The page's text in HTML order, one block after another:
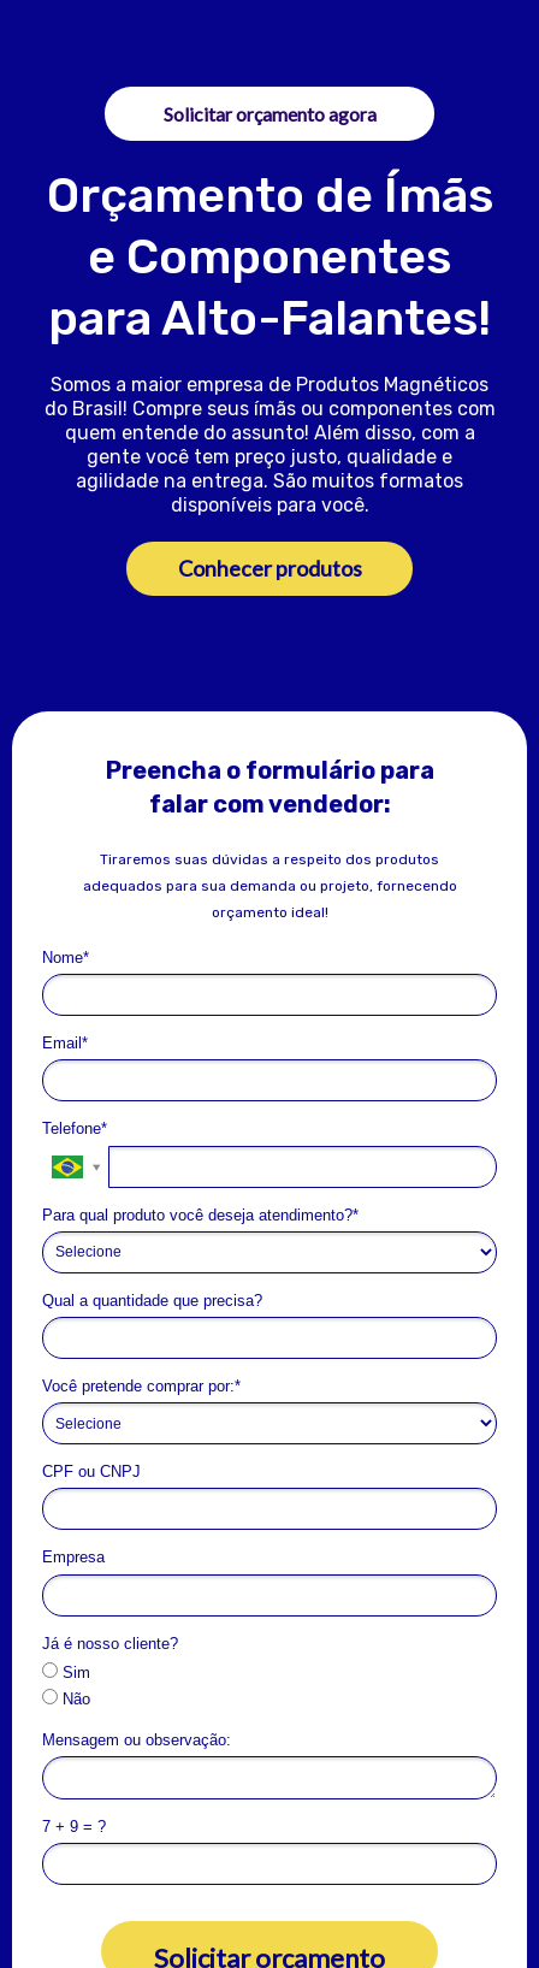
Solicitar orçamento agora
Orçamento de Ímãs
e Componentes
para Alto-Falantes!
Somos a maior empresa de Produtos Magnéticos
do Brasil! Compre seus ímãs ou componentes com
quem entende do assunto! Além disso, com a
gente você tem preço justo, qualidade e
agilidade na entrega. São muitos formatos
disponíveis para você.
Conhecer produtos
Preencha o formulário para
falar com vendedor:
Tiraremos suas dúvidas a respeito dos produtos
adequados para sua demanda ou projeto, fornecendo
orçamento ideal!
Nome*
Email*
Telefone*
Para qual produto você deseja atendimento?*
Qual a quantidade que precisa?
Você pretende comprar por:*
CPF ou CNPJ
Empresa
Já é nosso cliente?
Sim
Não
Mensagem ou observação:
7 + 9 = ?
Solicitar orçamento